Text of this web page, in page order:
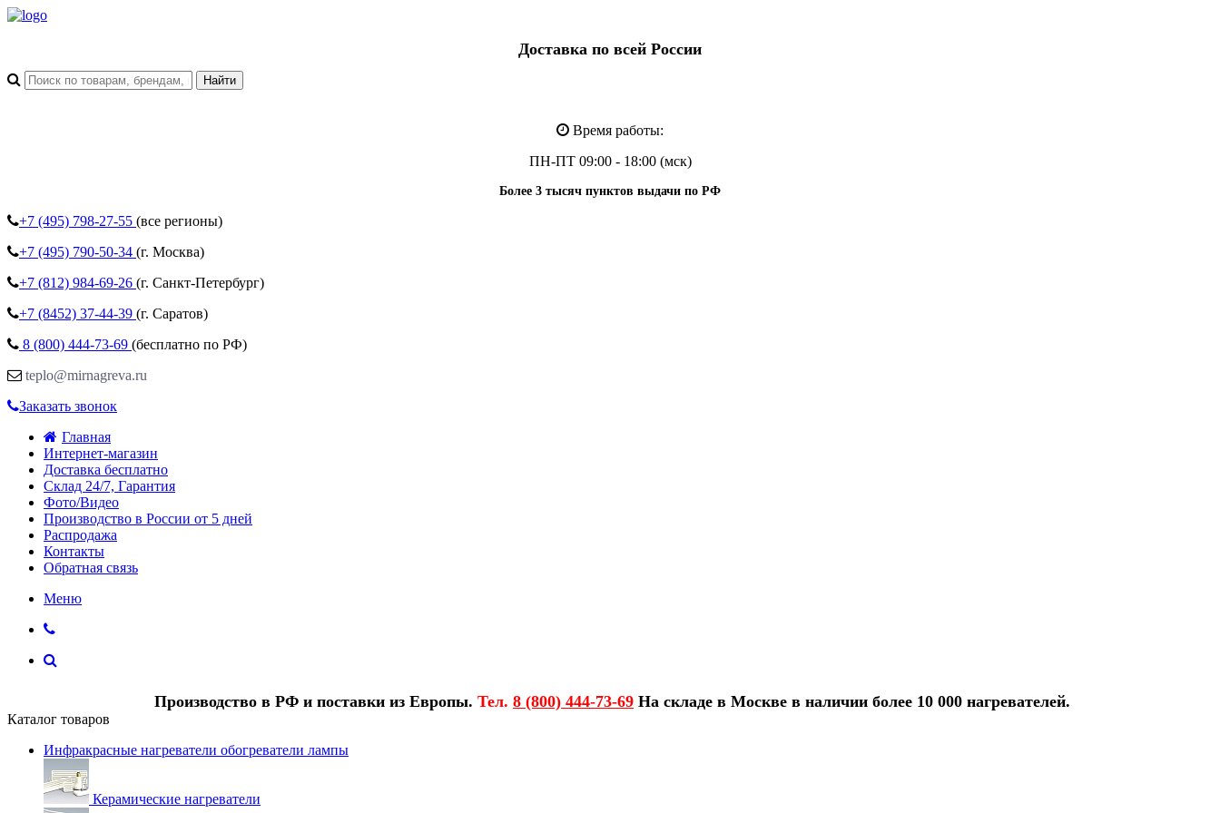
Доставка по всей России
Время работы:
ПН-ПТ 09:00 - 18:00 (мск)
Более 3 тысяч пунктов выдачи по РФ
+7 (495) 798-27-55 (все регионы)
+7 (495) 790-50-34 (г. Москва)
+7 (812) 984-69-26 (г. Санкт-Петербург)
+7 (8452) 37-44-39 (г. Саратов)
8 (800) 444-73-69 (бесплатно по РФ)
teplo@mirnagreva.ru
Заказать звонок
Главная
Интернет-магазин
Доставка бесплатно
Склад 24/7, Гарантия
Фото/Видео
Производство в России от 5 дней
Распродажа
Контакты
Обратная связь
Меню
Производство в РФ и поставки из Европы. Тел. 8 (800) 444-73-69 На складе в Москве в наличии более 10 000 нагревателей.
Каталог товаров
Инфракрасные нагреватели обогреватели лампы
Керамические нагреватели